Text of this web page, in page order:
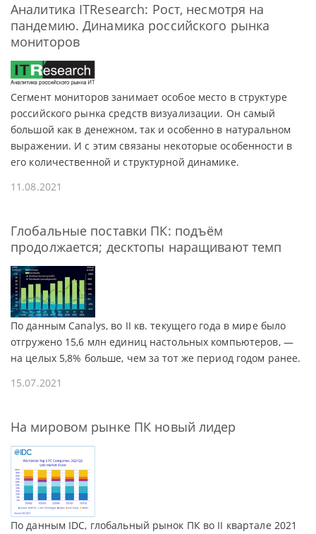
Аналитика ITResearch: Рост, несмотря на
пандемию. Динамика российского рынка
мониторов
Сегмент мониторов занимает особое место в структуре
российского рынка средств визуализации. Он самый
большой как в денежном, так и особенно в натуральном
выражении. И с этим связаны некоторые особенности в
его количественной и структурной динамике.
11.08.2021
Глобальные поставки ПК: подъём
продолжается; десктопы наращивают темп
По данным Canalys, во II кв. текущего года в мире было
отгружено 15,6 млн единиц настольных компьютеров, —
на целых 5,8% больше, чем за тот же период годом ранее.
15.07.2021
На мировом рынке ПК новый лидер
По данным IDC, глобальный рынок ПК во II квартале 2021